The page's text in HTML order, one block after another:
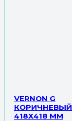
VERNON G
КОРИЧНЕВЫЙ
418Х418 ММ